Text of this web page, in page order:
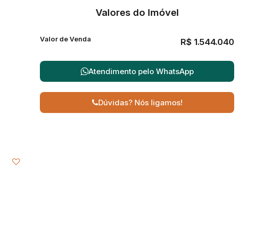
Valores do Imóvel
R$ 1.544.040
Valor de Venda
Atendimento pelo WhatsApp
Dúvidas? Nós ligamos!